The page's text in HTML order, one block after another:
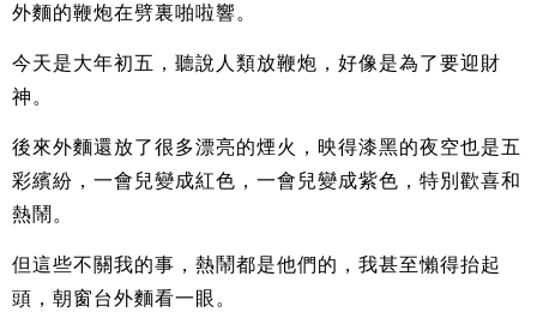
外麵的鞭炮在劈裏啪啦響。
今天是大年初五，聽說人類放鞭炮，好像是為了要迎財
神。
後來外麵還放了很多漂亮的煙火，映得漆黑的夜空也是五
彩繽紛，一會兒變成紅色，一會兒變成紫色，特別歡喜和
熱鬧。
但這些不關我的事，熱鬧都是他們的，我甚至懶得抬起
頭，朝窗台外麵看一眼。